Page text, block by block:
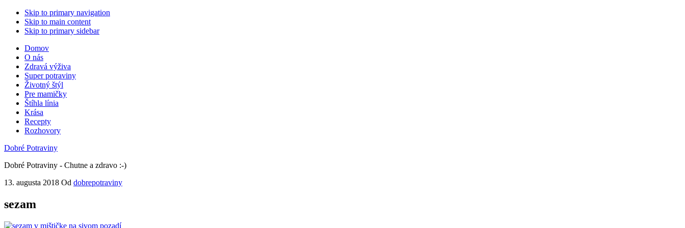
Skip to primary navigation
Skip to main content
Skip to primary sidebar
Domov
O nás
Zdravá výživa
Super potraviny
Životný štýl
Pre mamičky
Štíhla línia
Krása
Recepty
Rozhovory
Dobré Potraviny
Dobré Potraviny - Chutne a zdravo :-)
13. augusta 2018 Od dobrepotraviny
sezam